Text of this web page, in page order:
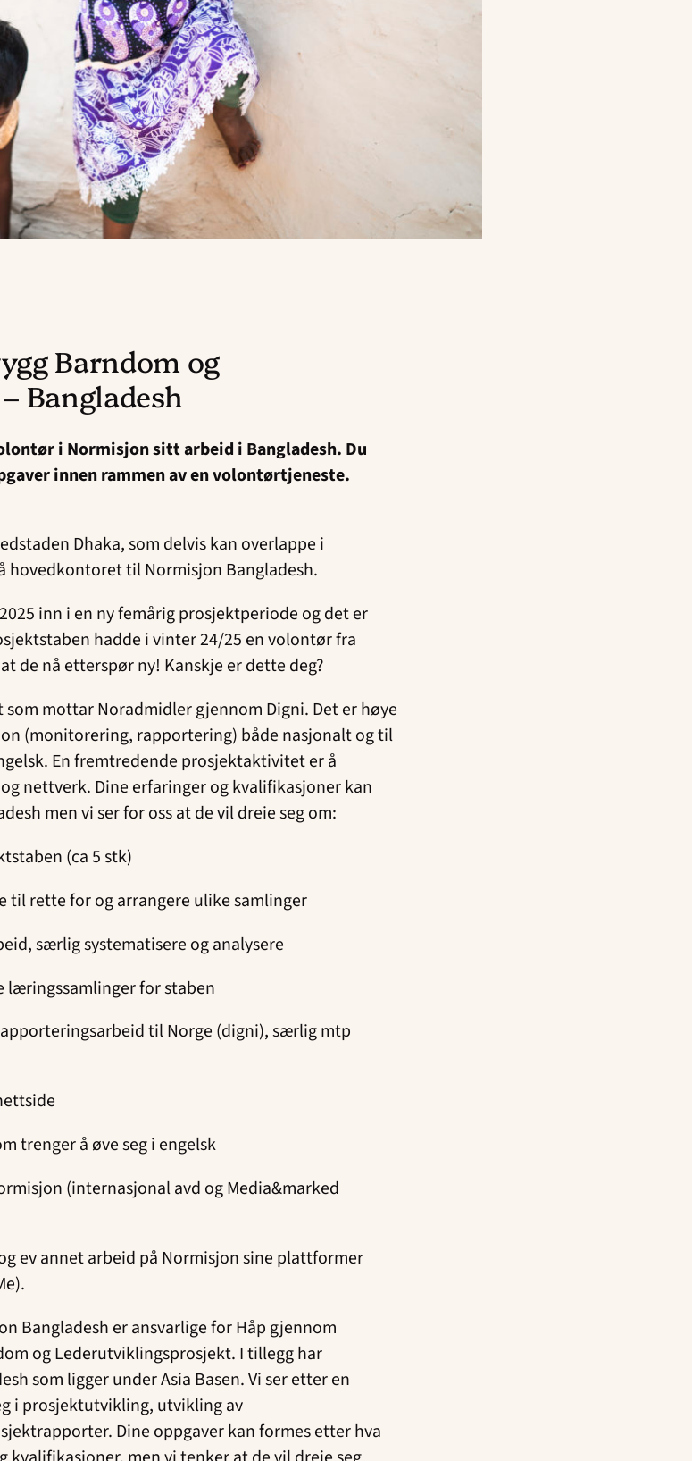
Barndom og
Bangladesh
i Normisjon sitt arbeid i Bangladesh. Du
innen rammen av en volontørtjeneste.
Dhaka, som delvis kan overlappe i
hovedkontoret til Normisjon Bangladesh.
inn i en ny femårig prosjektperiode og det er
hadde i vinter 24/25 en volontør fra
de nå etterspør ny! Kanskje er dette deg?
som mottar Noradmidler gjennom Digni. Det er høye
(monitorering, rapportering) både nasjonalt og til
En fremtredende prosjektaktivitet er å
nettverk. Dine erfaringer og kvalifikasjoner kan
men vi ser for oss at de vil dreie seg om:
(ca 5 stk)
til rette for og arrangere ulike samlinger
særlig systematisere og analysere
læringssamlinger for staben
til Norge (digni), særlig mtp
trenger å øve seg i engelsk
(internasjonal avd og Media&marked
ev annet arbeid på Normisjon sine plattformer
Bangladesh er ansvarlige for Håp gjennom
og Lederutviklingsprosjekt. I tillegg har
som ligger under Asia Basen. Vi ser etter en
i prosjektutvikling, utvikling av
Dine oppgaver kan formes etter hva